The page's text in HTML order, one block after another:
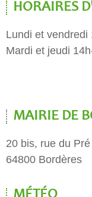
HORAIRES
Lundi et vendredi
Mardi et jeudi
MAIRIE DE
20 bis, rue du
64800 Bordères